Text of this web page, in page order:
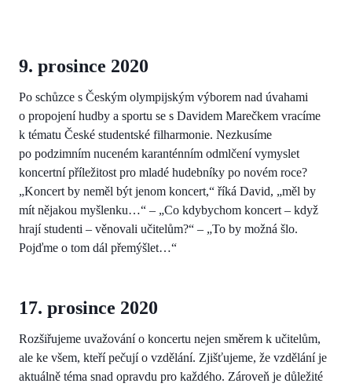
9. prosince 2020
Po schůzce s Českým olympijským výborem nad úvahami
o propojení hudby a sportu se s Davidem Marečkem vracíme
k tématu České studentské filharmonie. Nezkusíme
po podzimním nuceném karanténním odmlčení vymyslet
koncertní příležitost pro mladé hudebníky po novém roce?
„Koncert by neměl být jenom koncert,“ říká David, „měl by
mít nějakou myšlenku…“ – „Co kdybychom koncert – když
hrají studenti – věnovali učitelům?“ – „To by možná šlo.
Pojďme o tom dál přemýšlet…“
17. prosince 2020
Rozšiřujeme uvažování o koncertu nejen směrem k učitelům,
ale ke všem, kteří pečují o vzdělání. Zjišťujeme, že vzdělání je
aktuálně téma snad opravdu pro každého. Zároveň je důležité